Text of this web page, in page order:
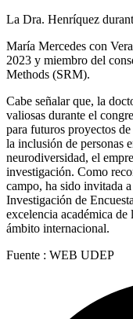
La Dra. Henríquez
María Mercedes con
2023 y miembro del
Methods (SRM).
Cabe señalar que, la
valiosas durante el
para futuros proyectos
la inclusión de personas
neurodiversidad, el
investigación. Como
campo, ha sido invitada
Investigación de
excelencia académica
ámbito internacional.
Fuente : WEB UDEP